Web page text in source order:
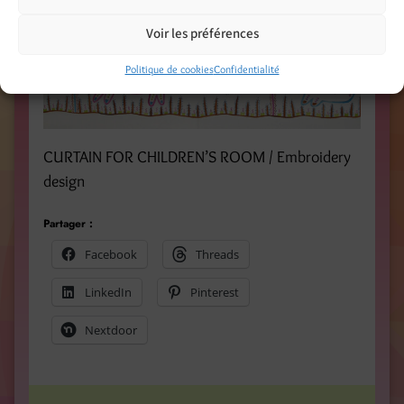
Voir les préférences
Politique de cookiesConfidentialité
CURTAIN FOR CHILDREN’S ROOM / Embroidery
design
Partager :
Facebook
Threads
LinkedIn Pinterest
Nextdoor